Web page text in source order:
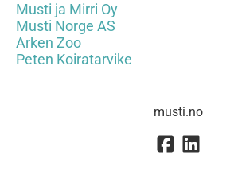
Musti ja Mirri Oy
Musti Norge AS
Arken Zoo
Peten Koiratarvike
musti.no